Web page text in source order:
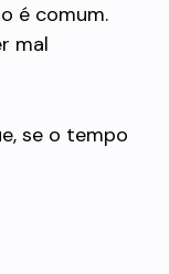
é comum.
mal
se o tempo